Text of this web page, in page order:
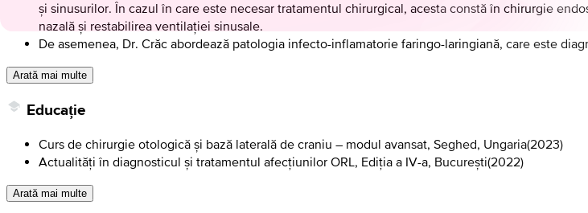
și sinusurilor. În cazul în care este necesar tratamentul chirurgical, acesta constă în chirurgie
nazală și restabilirea ventilaţiei sinusale.
De asemenea, Dr. Crăc abordează patologia infecto-inflamatorie faringo-laringiană, care este
Arată mai multe
Educație
Curs de chirurgie otologică și bază laterală de craniu – modul avansat, Seghed, Ungaria(2023)
Actualităţi în diagnosticul și tratamentul afecţiunilor ORL, Ediţia a IV-a, București(2022)
Arată mai multe